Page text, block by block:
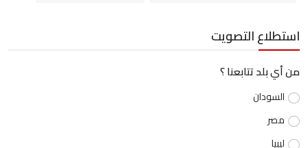
استطلاع التصويت
من أي بلد تتابعنا ؟
السودان
مصر
ليبيا